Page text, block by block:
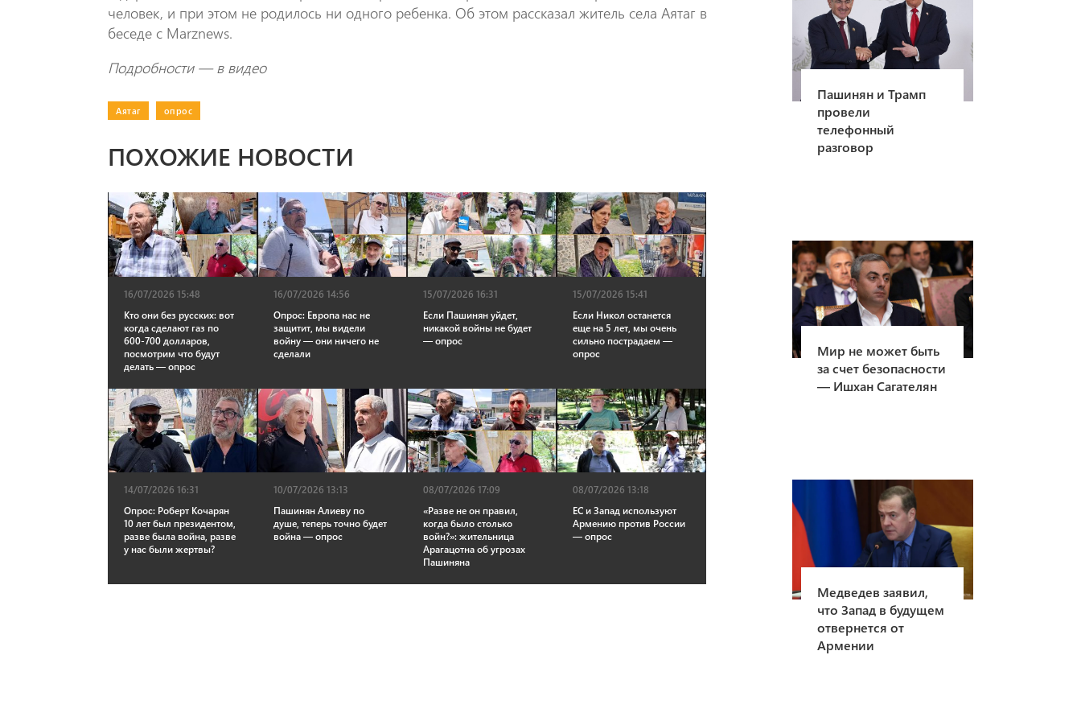
человек, и при этом не родилось ни одного ребенка. Об этом рассказал житель села Аятаг в
беседе с Marznews.
Подробности — в видео
Аятаг опрос
ПОХОЖИЕ НОВОСТИ
16/07/2026 15:48
Кто они без русских: вот
когда сделают газ по
600-700 долларов,
посмотрим что будут
делать — опрос
16/07/2026 14:56
Опрос: Европа нас не
защитит, мы видели
войну — они ничего не
сделали
15/07/2026 16:31
Если Пашинян уйдет,
никакой войны не будет
— опрос
15/07/2026 15:41
Если Никол останется
еще на 5 лет, мы очень
сильно пострадаем —
опрос
14/07/2026 16:31
Опрос: Роберт Кочарян
10 лет был президентом,
разве была война, разве
у нас были жертвы?
10/07/2026 13:13
Пашинян Алиеву по
душе, теперь точно будет
война — опрос
08/07/2026 17:09
«Разве не он правил,
когда было столько
войн?»: жительница
Арагацотна об угрозах
Пашиняна
08/07/2026 13:18
ЕС и Запад используют
Армению против России
— опрос
Пашинян и Трамп
провели
телефонный
разговор
Мир не может быть
за счет безопасности
— Ишхан Сагателян
Медведев заявил,
что Запад в будущем
отвернется от
Армении